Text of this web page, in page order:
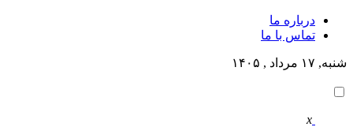
درباره ما
تماس با ما
شنبه, ۱۷ مرداد , ۱۴۰۵
x